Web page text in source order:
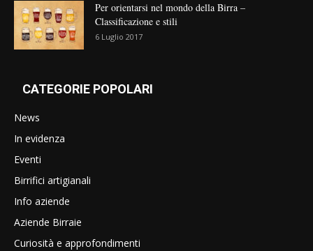
Per orientarsi nel mondo della Birra –
Classificazione e stili
6 Luglio 2017
CATEGORIE POPOLARI
News
In evidenza
Eventi
Birrifici artigianali
Info aziende
Aziende Birraie
Curiosità e approfondimenti